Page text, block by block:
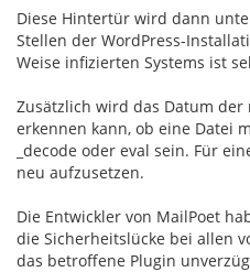
Diese Hintertür wird dann
Stellen der WordPress-
Weise infizierten Systems ist
Zusätzlich wird das Datum
erkennen kann, ob eine Datei
_decode oder eval sein. Für
neu aufzusetzen.
Die Entwickler von MailPoet
die Sicherheitslücke bei allen
das betroffene Plugin